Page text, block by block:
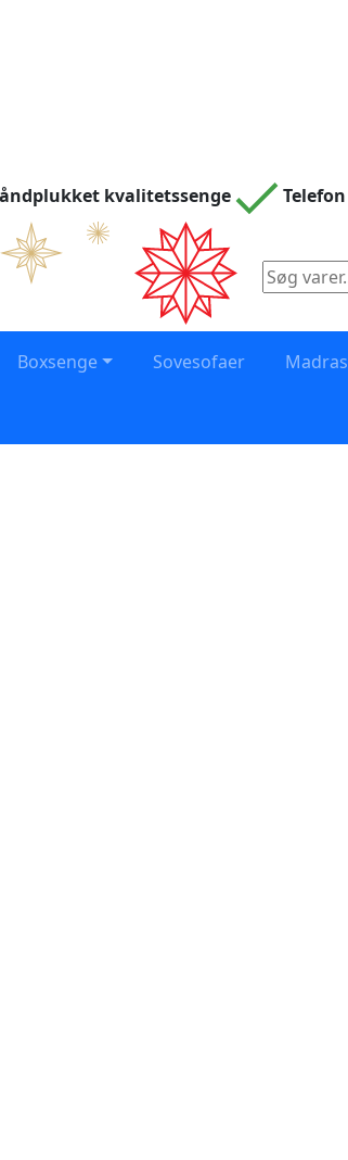
kvalitetssenge
Søg
efter:
Boxsenge Sovesofaer Madras